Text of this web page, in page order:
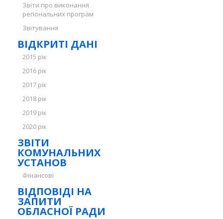
Звіти про виконання
регіональних програм
Звітування
ВІДКРИТІ ДАНІ
2015 рік
2016 рік
2017 рік
2018 рік
2019 рік
2020 рік
ЗВІТИ
КОМУНАЛЬНИХ
УСТАНОВ
Фінансові
ВІДПОВІДІ НА
ЗАПИТИ
ОБЛАСНОЇ РАДИ